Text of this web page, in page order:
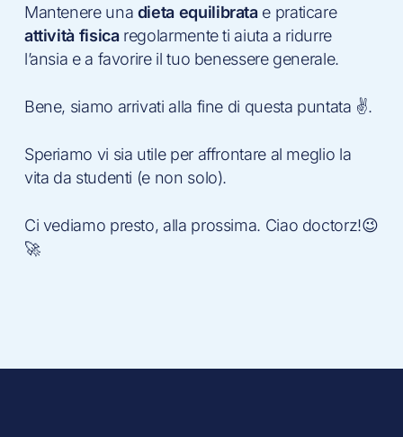
Mantenere una dieta equilibrata e praticare
attività fisica regolarmente ti aiuta a ridurre
l’ansia e a favorire il tuo benessere generale.
Bene, siamo arrivati alla fine di questa puntata ✌️.
Speriamo vi sia utile per affrontare al meglio la
vita da studenti (e non solo).
Ci vediamo presto, alla prossima. Ciao doctorz!😉
🚀